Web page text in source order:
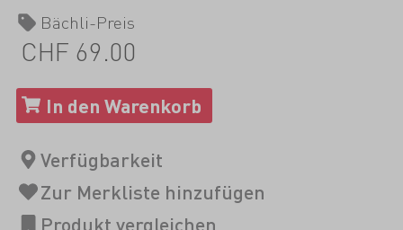
Bächli-Preis
CHF 69.00